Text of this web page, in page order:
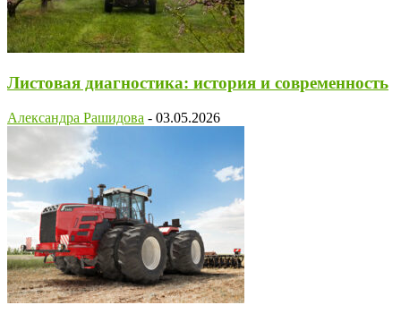
Листовая диагностика: история и современность
Александра Рашидова - 03.05.2026